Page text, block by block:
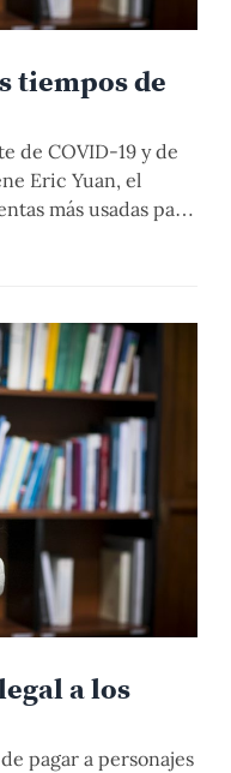
tiempos de
de COVID-19 y de
Eric Yuan, el
más usadas para
cada vez más
inició la […]
a los
pagar a personajes